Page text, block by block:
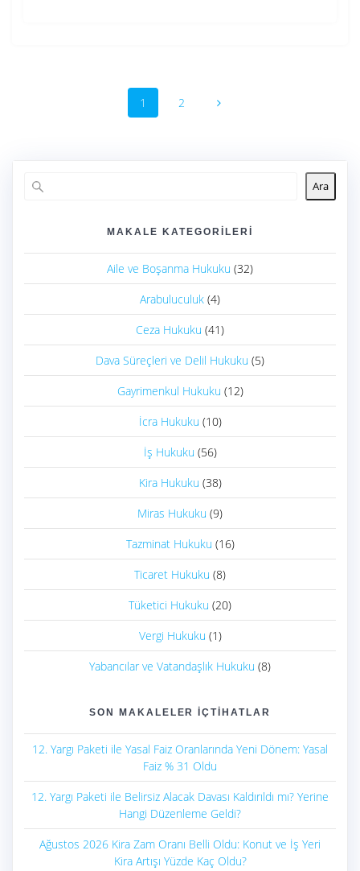
Sayfa
1 Sayfa
2
Ara
MAKALE KATEGORILERI
Aile ve Boşanma Hukuku (32)
Arabuluculuk (4)
Ceza Hukuku (41)
Dava Süreçleri ve Delil Hukuku (5)
Gayrimenkul Hukuku (12)
İcra Hukuku (10)
İş Hukuku (56)
Kira Hukuku (38)
Miras Hukuku (9)
Tazminat Hukuku (16)
Ticaret Hukuku (8)
Tüketici Hukuku (20)
Vergi Hukuku (1)
Yabancılar ve Vatandaşlık Hukuku (8)
SON MAKALELER İÇTIHATLAR
12. Yargı Paketi ile Yasal Faiz Oranlarında Yeni Dönem: Yasal
Faiz % 31 Oldu
12. Yargı Paketi ile Belirsiz Alacak Davası Kaldırıldı mı? Yerine
Hangi Düzenleme Geldi?
Ağustos 2026 Kira Zam Oranı Belli Oldu: Konut ve İş Yeri
Kira Artışı Yüzde Kaç Oldu?